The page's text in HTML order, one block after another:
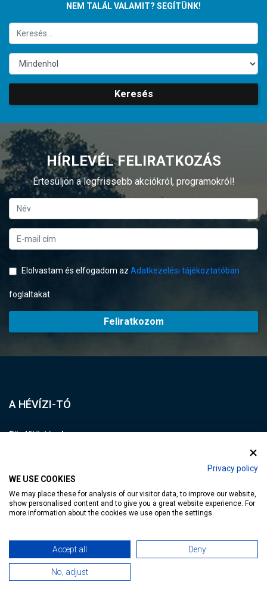
Privacy policy
WE USE COOKIES
We may place these for analysis of our visitor data, to improve our website,
show personalised content and to give you a great website experience. For
more information about the cookies we use open the settings.
Accept all Deny
No, adjust
NEM TALÁL VALAMIT? SEGÍTÜNK!
Keresés
HÍRLEVÉL FELIRATKOZÁS
Értesüljön a legfrissebb akciókról, programokról!
Elolvastam és elfogadom az Adatkezelési tájékoztatóban
foglaltakat
Feliratkozom
A HÉVÍZI-TÓ
Fürdőtörténelem
I love Hévíz BLOG
Tófürdő árak és nyitvatartás
ÉLMÉNYGARANCIA
NE HAGYD KI!